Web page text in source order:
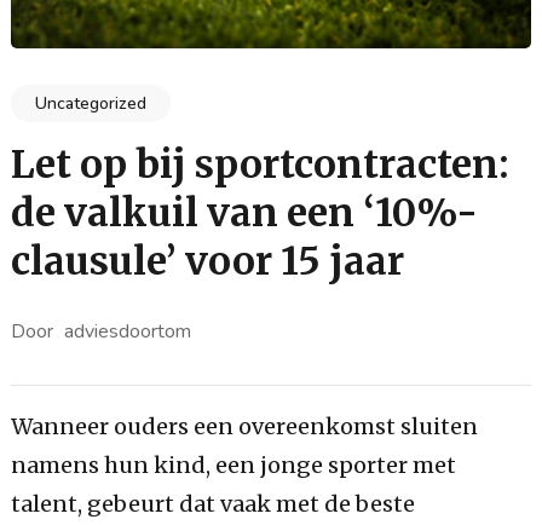
Uncategorized
Let op bij sportcontracten:
de valkuil van een ‘10%-
clausule’ voor 15 jaar
Door adviesdoortom
Wanneer ouders een overeenkomst sluiten
namens hun kind, een jonge sporter met
talent, gebeurt dat vaak met de beste